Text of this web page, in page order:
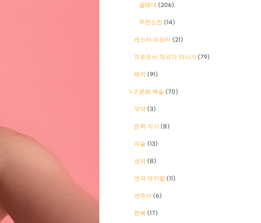
골때녀 (206)
무한도전 (14)
캐스터 리포터 (21)
프로듀서 작곡가 작사가 (79)
해외 (91)
1-2 문화 예술 (70)
국악 (3)
문학 작가 (8)
미술 (13)
성악 (8)
연극 뮤지컬 (11)
연주자 (6)
한복 (17)